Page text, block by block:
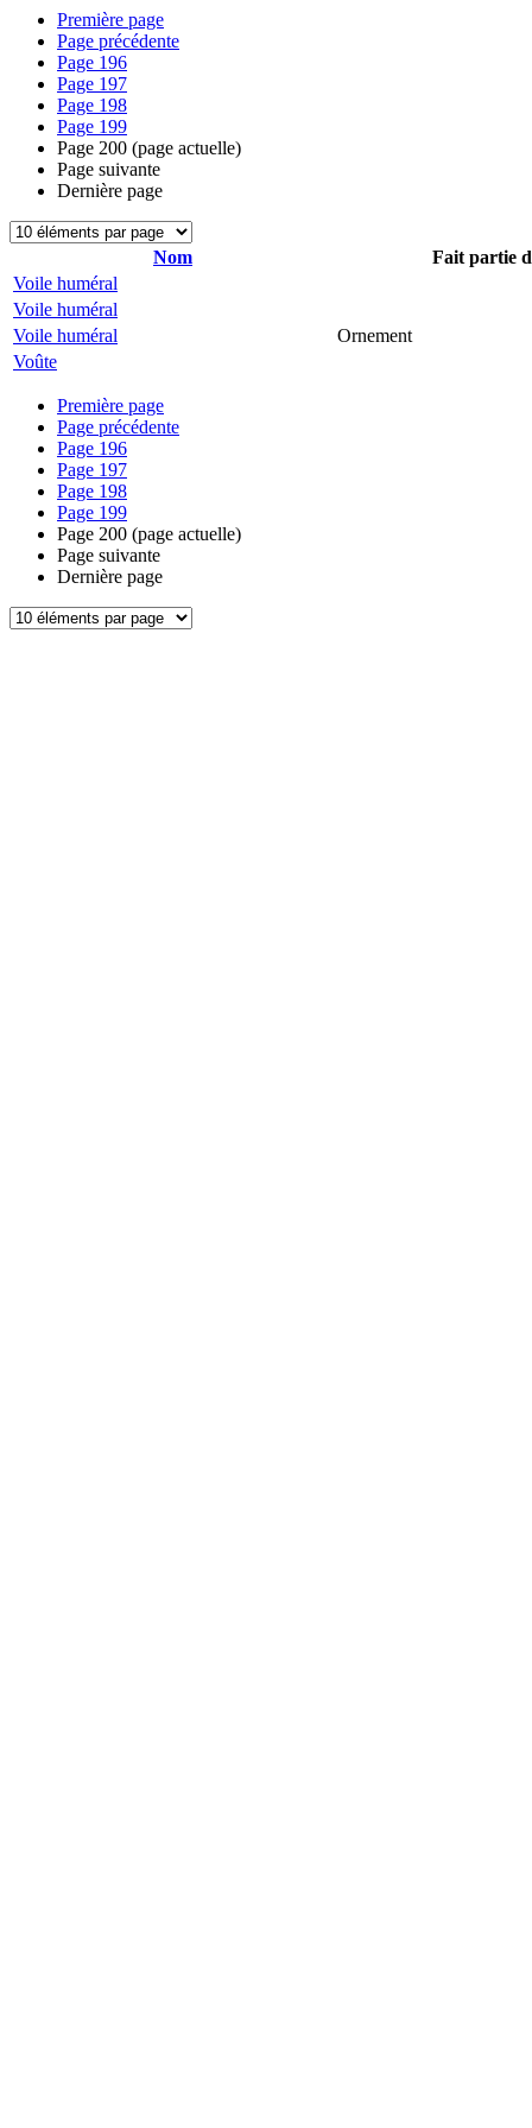
Première page
Page précédente
Page 196
Page 197
Page 198
Page 199
Page 200 (page actuelle)
Page suivante
Dernière page
Nom
Fait partie
Voile huméral
Voile huméral
Voile huméral
Ornement
Voûte
Première page
Page précédente
Page 196
Page 197
Page 198
Page 199
Page 200 (page actuelle)
Page suivante
Dernière page